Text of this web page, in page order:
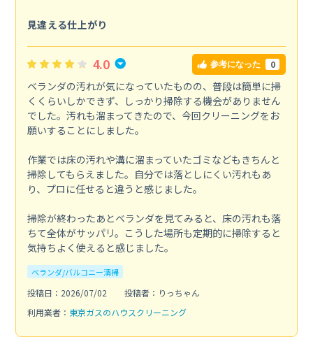
見違える仕上がり
4.0 参考になった 0
ベランダの汚れが気になっていたものの、普段は簡単に掃
くくらいしかできず、しっかり掃除する機会がありません
でした。汚れも溜まってきたので、今回クリーニングをお
願いすることにしました。
作業では床の汚れや溝に溜まっていたゴミなどもきちんと
掃除してもらえました。自分では落としにくい汚れもあ
り、プロに任せると違うと感じました。
掃除が終わったあとベランダを見てみると、床の汚れも落
ちて全体がサッパリ。こうした場所も定期的に掃除すると
気持ちよく使えると感じました。
ベランダ/バルコニー清掃
投稿日：2026/07/02
投稿者：りっちゃん
利用業者： 東京ガスのハウスクリーニング